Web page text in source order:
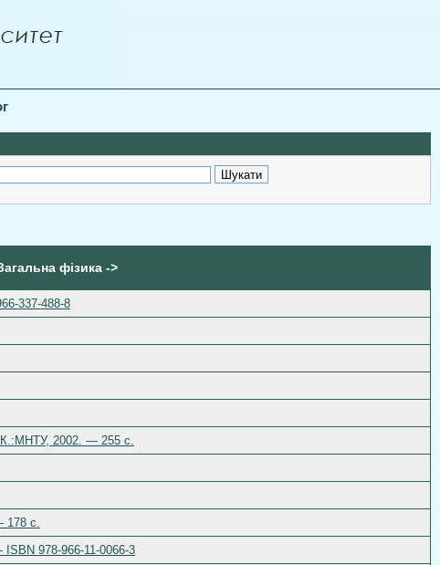
фізика ->
337-488-8
К.:МНТУ, 2002. — 255 c.
178 c.
978-966-11-0066-3